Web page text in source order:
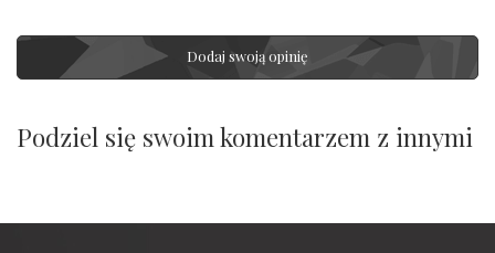
Dodaj swoją opinię
Podziel się swoim komentarzem z innymi